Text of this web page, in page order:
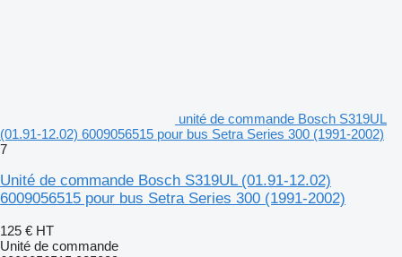
unité de commande Bosch S319UL
(01.91-12.02) 6009056515 pour bus Setra Series 300 (1991-2002)
7
Unité de commande Bosch S319UL (01.91-12.02)
6009056515 pour bus Setra Series 300 (1991-2002)
125 € HT
Unité de commande